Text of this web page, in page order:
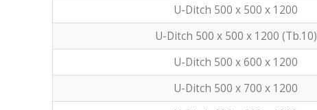
U-Ditch 500 x 500 x 1200
U-Ditch 500 x 500 x 1200 (Tb.10)
U-Ditch 500 x 600 x 1200
U-Ditch 500 x 700 x 1200